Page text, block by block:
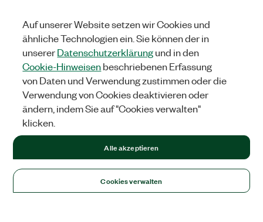
Auf unserer Website setzen wir Cookies und
ähnliche Technologien ein. Sie können der in
unsererDatenschutzerklärungund in den
Cookie-Hinweisenbeschriebenen Erfassung
von Daten und Verwendung zustimmen oder die
Verwendung von Cookies deaktivieren oder
ändern, indem Sie auf "Cookies verwalten"
klicken.
Cookies verwalten
Alle akzeptieren